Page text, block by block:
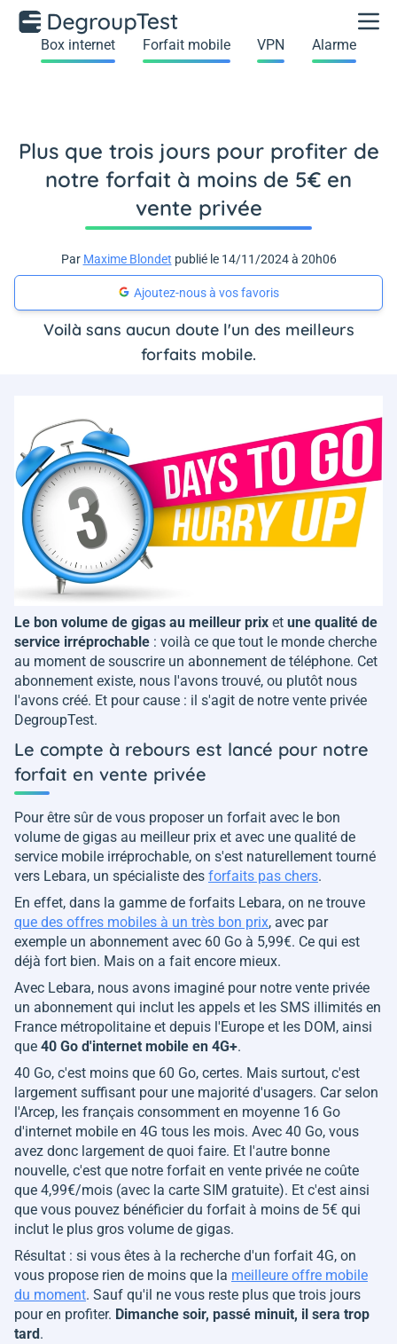
Box internet Forfait mobile VPN Alarme
Plus que trois jours pour profiter de
notre forfait à moins de 5€ en
vente privée
Par Maxime Blondet publié le 14/11/2024 à 20h06
Ajoutez-nous à vos favoris
Voilà sans aucun doute l'un des meilleurs
forfaits mobile.
Le bon volume de gigas au meilleur prix et une qualité de
service irréprochable : voilà ce que tout le monde cherche
au moment de souscrire un abonnement de téléphone. Cet
abonnement existe, nous l'avons trouvé, ou plutôt nous
l'avons créé. Et pour cause : il s'agit de notre vente privée
DegroupTest.
Le compte à rebours est lancé pour notre
forfait en vente privée
Pour être sûr de vous proposer un forfait avec le bon
volume de gigas au meilleur prix et avec une qualité de
service mobile irréprochable, on s'est naturellement tourné
vers Lebara, un spécialiste des forfaits pas chers.
En effet, dans la gamme de forfaits Lebara, on ne trouve
que des offres mobiles à un très bon prix, avec par
exemple un abonnement avec 60 Go à 5,99€. Ce qui est
déjà fort bien. Mais on a fait encore mieux.
Avec Lebara, nous avons imaginé pour notre vente privée
un abonnement qui inclut les appels et les SMS illimités en
France métropolitaine et depuis l'Europe et les DOM, ainsi
que 40 Go d'internet mobile en 4G+.
40 Go, c'est moins que 60 Go, certes. Mais surtout, c'est
largement suffisant pour une majorité d'usagers. Car selon
l'Arcep, les français consomment en moyenne 16 Go
d'internet mobile en 4G tous les mois. Avec 40 Go, vous
avez donc largement de quoi faire. Et l'autre bonne
nouvelle, c'est que notre forfait en vente privée ne coûte
que 4,99€/mois (avec la carte SIM gratuite). Et c'est ainsi
que vous pouvez bénéficier du forfait à moins de 5€ qui
inclut le plus gros volume de gigas.
Résultat : si vous êtes à la recherche d'un forfait 4G, on
vous propose rien de moins que la meilleure offre mobile
du moment. Sauf qu'il ne vous reste plus que trois jours
pour en profiter. Dimanche soir, passé minuit, il sera trop
tard.